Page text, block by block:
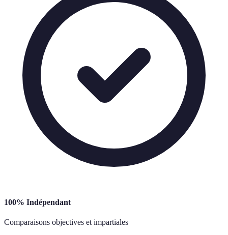
100% Indépendant
Comparaisons objectives et impartiales